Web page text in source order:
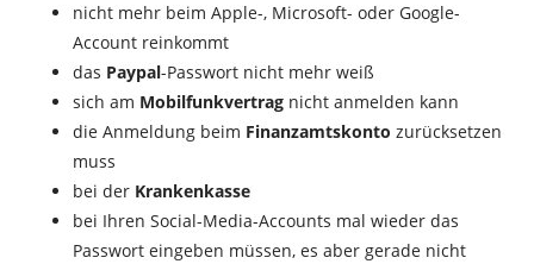
nicht mehr beim Apple-, Microsoft- oder Google-
Account reinkommt
das Paypal-Passwort nicht mehr weiß
sich am Mobilfunkvertragnicht anmelden kann
die Anmeldung beim Finanzamtskonto zurücksetzen
muss
bei der Krankenkasse
bei Ihren Social-Media-Accounts mal wieder das
Passwort eingeben müssen, es aber gerade nicht